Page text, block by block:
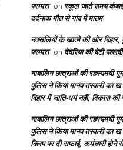
परम्परा on स्कूल जाते समय
दर्दनाक मौत से गांव में मातम
नक्सलियों के खात्मे की ओर बिहार,
परम्परा on देवरिया की बेटी
नाबालिग छात्राओं की रहस्यमयी
पुलिस ने किया मानव तस्करी का ख
बिहार में जाति-धर्म नहीं, विकास की
नाबालिग छात्राओं की रहस्यमयी
पुलिस ने किया मानव तस्करी का ख
क्लिप पर दी सफाई, कर्मचारी होने